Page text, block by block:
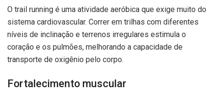
O trail running é uma atividade aeróbica que exige muito do
sistema cardiovascular. Correr em trilhas com diferentes
níveis de inclinação e terrenos irregulares estimula o
coração e os pulmões, melhorando a capacidade de
transporte de oxigênio pelo corpo.
Fortalecimento muscular